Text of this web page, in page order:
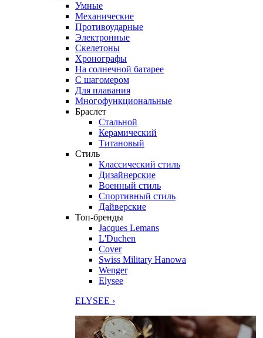
Умные
Механические
Противоударные
Электронные
Скелетоны
Хронографы
На солнечной батарее
С шагомером
Для плавания
Многофункциональные
Браслет
Стальной
Керамический
Титановый
Стиль
Классический стиль
Дизайнерские
Военный стиль
Спортивный стиль
Дайверские
Топ-бренды
Jacques Lemans
L'Duchen
Cover
Swiss Military Hanowa
Wenger
Elysee
ELYSEE ›